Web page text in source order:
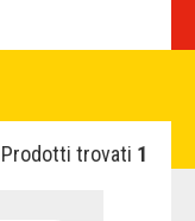
Prodotti trovati 1